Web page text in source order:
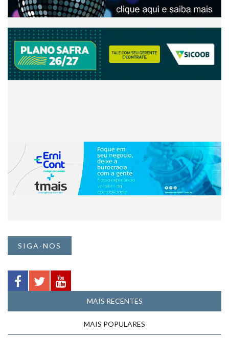
SIGA-NOS
MAIS RECENTES
MAIS POPULARES